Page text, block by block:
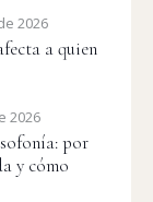
2026
a quien
2026
por
y cómo